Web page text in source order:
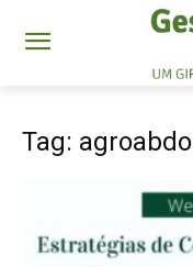
Tag: agroabdo